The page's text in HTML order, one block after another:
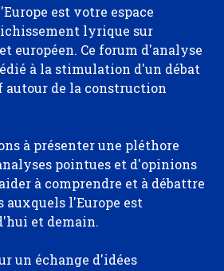
est votre espace
lyrique sur
européen. Ce forum d'analyse
à la stimulation d'un débat
de la construction
à présenter une pléthore
pointues et d'opinions
à comprendre et à débattre
auxquels l'Europe est
et demain.
un échange d'idées